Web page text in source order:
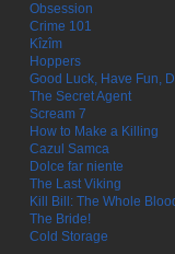
Obsession
Crime 101
Kîzîm
Hoppers
Good Luck, Have Fun,
The Secret Agent
Scream 7
How to Make a Killing
Cazul Samca
Dolce far niente
The Last Viking
Kill Bill: The Whole
The Bride!
Cold Storage